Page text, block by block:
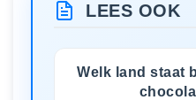
LEES OOK
Welk land staat